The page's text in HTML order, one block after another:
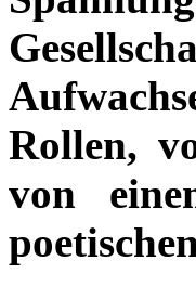
Rollen,
von